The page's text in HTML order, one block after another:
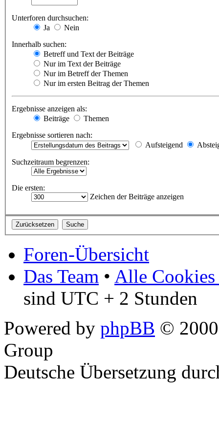
Unterforen durchsuchen:
Ja
Nein
Innerhalb suchen:
Betreff und Text der Beiträge
Nur im Text der Beiträge
Nur im Betreff der Themen
Nur im ersten Beitrag der Themen
Ergebnisse anzeigen als:
Beiträge
Themen
Ergebnisse sortieren nach:
Aufsteigend
Suchzeitraum begrenzen:
Die ersten:
Zeichen der Beiträge anzeigen
Foren-Übersicht
Das Team • Alle Cookies
sind UTC + 2 Stunden
Powered by phpBB ©
Group
Deutsche Übersetzung